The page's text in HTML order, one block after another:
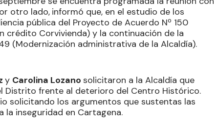
otro lado, informó que, en el estudio de los
pública del Proyecto de Acuerdo Nº 150
crédito Corvivienda) y la continuación de la
(Modernización administrativa de la Alcaldía).
y Carolina Lozano solicitaron a la Alcaldía que
Distrito frente al deterioro del Centro Histórico.
solicitando los argumentos que sustentas las
inseguridad en Cartagena.